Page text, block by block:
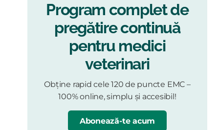
Program complet de
pregătire continuă
pentru medici
veterinari
Obține rapid cele 120 de puncte EMC –
100% online, simplu și accesibil!
Abonează-te acum